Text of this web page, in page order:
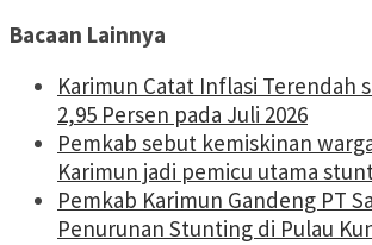
Bacaan Lainnya
Karimun Catat Inflasi Terendah
2,95 Persen pada Juli 2026
Pemkab sebut kemiskinan
Karimun jadi pemicu utama
Pemkab Karimun Gandeng PT
Penurunan Stunting di Pulau